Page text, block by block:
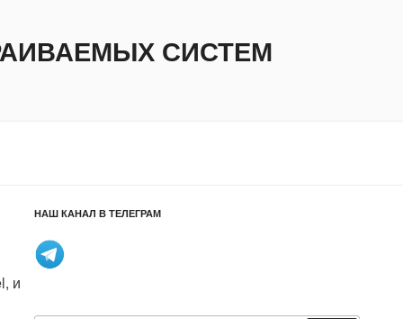
СИСТЕМ
и
НАШ КАНАЛ В ТЕЛЕГРАМ